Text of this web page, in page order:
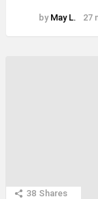
by May L. 27
38 Shares